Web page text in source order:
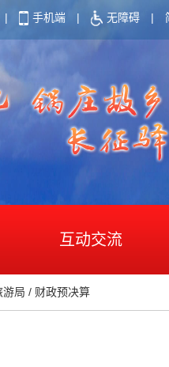
| 手机端 | 无障碍 |
互动交流
游局 / 财政预决算